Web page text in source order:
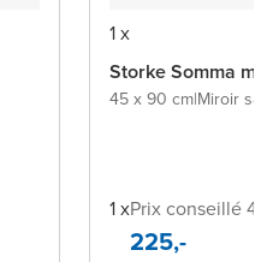
1 x
Storke Somma
45 x 90 cm|Miroir
1 xPrix conseillé
225,-